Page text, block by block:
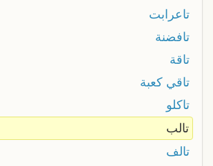
تاعرابت
تافضنة
تاقة
تاقي كعبة
تاكلو
تالب
تالف